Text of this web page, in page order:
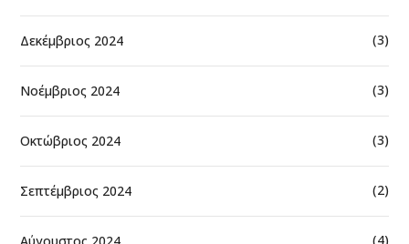
Δεκέμβριος 2024 (3)
Νοέμβριος 2024 (3)
Οκτώβριος 2024 (3)
Σεπτέμβριος 2024 (2)
(4)